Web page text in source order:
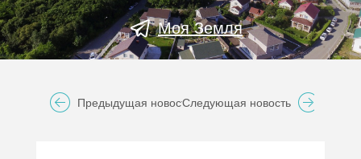
Моя Земля
Предыдущая новостьСледующая новость